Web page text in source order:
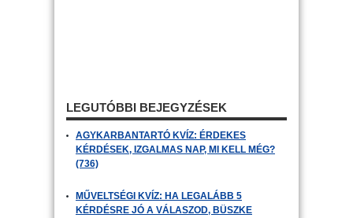
LEGUTÓBBI BEJEGYZÉSEK
AGYKARBANTARTÓ KVÍZ: ÉRDEKES
KÉRDÉSEK, IZGALMAS NAP, MI KELL MÉG?
(736)
MŰVELTSÉGI KVÍZ: HA LEGALÁBB 5
KÉRDÉSRE JÓ A VÁLASZOD, BÜSZKE